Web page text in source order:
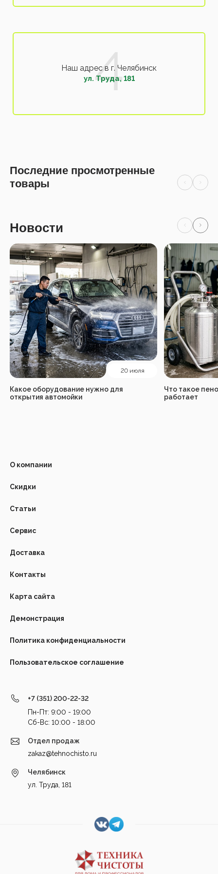
Наш адрес в г. Челябинск
ул. Труда, 181
Последние просмотренные
товары
Новости
20 июля
Какое оборудование нужно для
открытия автомойки
Что такое
работает
О компании
Скидки
Статьи
Сервис
Доставка
Контакты
Карта сайта
Демонстрация
Политика конфиденциальности
Пользовательское соглашение
+7 (351) 200-22-32
Пн-Пт: 9:00 - 19:00
Cб-Вс: 10:00 - 18:00
Отдел продаж
zakaz@tehnochisto.ru
Челябинск
ул. Труда, 181